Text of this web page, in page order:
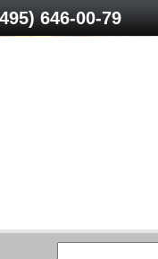
646-00-79